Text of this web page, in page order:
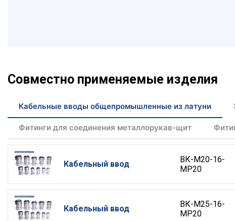
Совместно применяемые изделия
Кабельные вводы общепромышленные из латуни
Фитинги для соединения металлорукав-щит
Кабельный ввод
ВК-М20-16-
МР20
Кабельный ввод
ВК-М25-16-
МР20